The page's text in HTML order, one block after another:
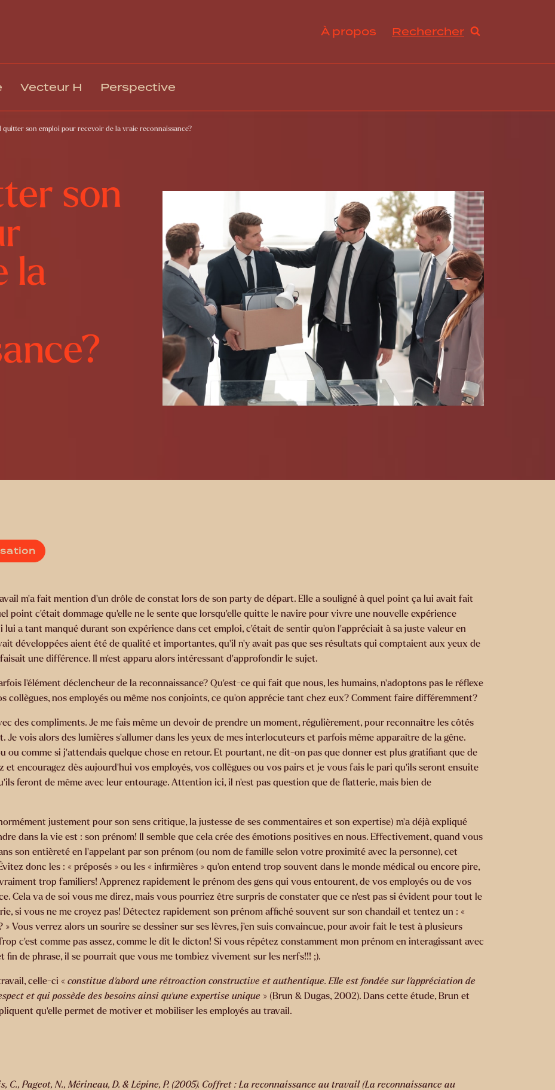
À propos Rechercher
Leadership et gestion
Responsabilité sociale et développement durable
Gouvernance, excellence opérationnelle et stratégies RH
Santé, sécurité et bien-être au travail
Transformation organisationnelle
Vecteur H Perspective
quitter son emploi pour recevoir de la vraie reconnaissance?
son
la
m’a fait mention d’un drôle de constat lors de son party de départ. Elle a souligné à quel point ça lui avait fait
point c’était dommage qu’elle ne le sente que lorsqu’elle quitte le navire pour vivre une nouvelle expérience
a tant manqué durant son expérience dans cet emploi, c’était de sentir qu’on l’appréciait à sa juste valeur en
développées aient été de qualité et importantes, qu’il n’y avait pas que ses résultats qui comptaient aux yeux de
une différence. Il m’est apparu alors intéressant d’approfondir le sujet.
l’élément déclencheur de la reconnaissance? Qu’est-ce qui fait que nous, les humains, n’adoptons pas le réflexe
collègues, nos employés ou même nos conjoints, ce qu’on apprécie tant chez eux? Comment faire différemment?
des compliments. Je me fais même un devoir de prendre un moment, régulièrement, pour reconnaître les côtés
Je vois alors des lumières s’allumer dans les yeux de mes interlocuteurs et parfois même apparaître de la gêne.
ou comme si j’attendais quelque chose en retour. Et pourtant, ne dit-on pas que donner est plus gratifiant que de
encouragez dès aujourd’hui vos employés, vos collègues ou vos pairs et je vous fais le pari qu’ils seront ensuite
feront de même avec leur entourage. Attention ici, il n’est pas question que de flatterie, mais bien de
justement pour son sens critique, la justesse de ses commentaires et son expertise) m’a déjà expliqué
dans la vie est : son prénom! Il semble que cela crée des émotions positives en nous. Effectivement, quand vous
son entièreté en l’appelant par son prénom (ou nom de famille selon votre proximité avec la personne), cet
donc les : « préposés » ou les « infirmières » qu’on entend trop souvent dans le monde médical ou encore pire,
trop familiers! Apprenez rapidement le prénom des gens qui vous entourent, de vos employés ou de vos
Cela va de soi vous me direz, mais vous pourriez être surpris de constater que ce n’est pas si évident pour tout le
si vous ne me croyez pas! Détectez rapidement son prénom affiché souvent sur son chandail et tentez un : «
Vous verrez alors un sourire se dessiner sur ses lèvres, j’en suis convaincue, pour avoir fait le test à plusieurs
c’est comme pas assez, comme le dit le dicton! Si vous répétez constamment mon prénom en interagissant avec
fin de phrase, il se pourrait que vous me tombiez vivement sur les nerfs!!! ;).
celle-ci « constitue d’abord une rétroaction constructive et authentique. Elle est fondée sur l’appréciation de
et qui possède des besoins ainsi qu’une expertise unique » (Brun & Dugas, 2002). Dans cette étude, Brun et
qu’elle permet de motiver et mobiliser les employés au travail.
C., Pageot, N., Mérineau, D. & Lépine, P. (2005). Coffret : La reconnaissance au travail (La reconnaissance au